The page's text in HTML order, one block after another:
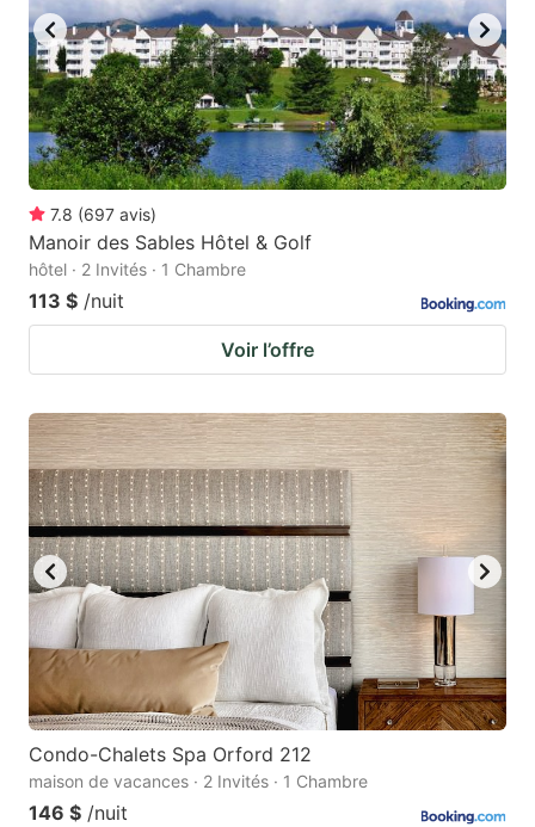
7.8 (697 avis)
Manoir des Sables Hôtel & Golf
hôtel · 2 Invités · 1 Chambre
113 $ /nuit
Voir l’offre
Condo-Chalets Spa Orford 212
maison de vacances · 2 Invités · 1 Chambre
146 $ /nuit